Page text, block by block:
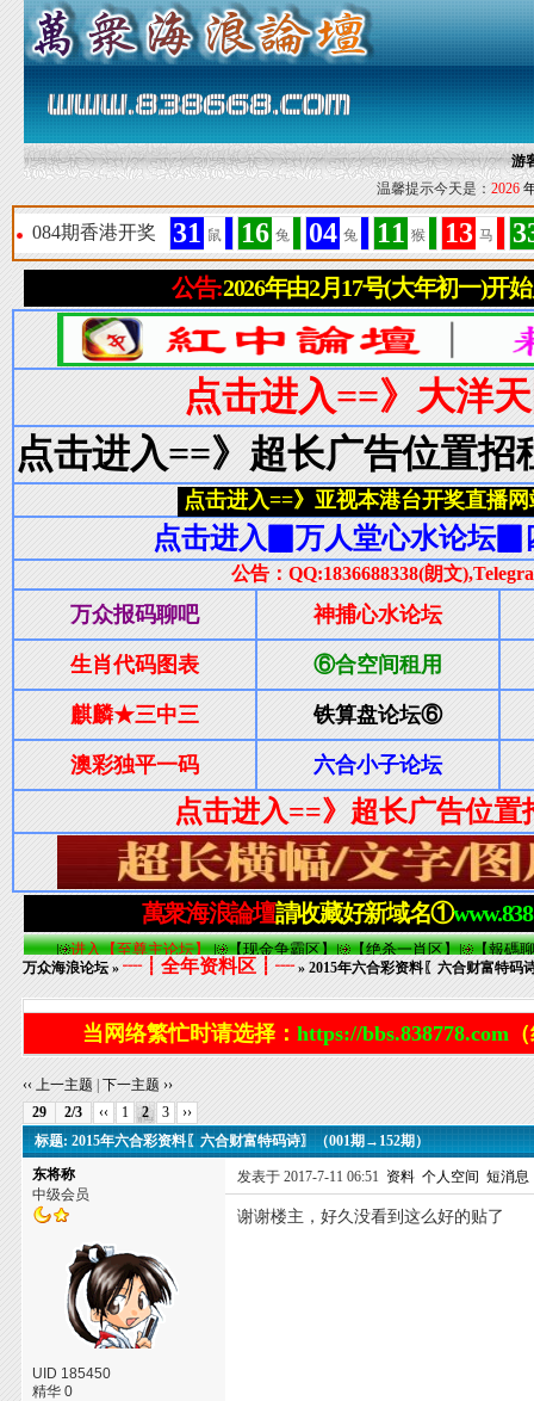
游
温馨提示今天是： 2026
万众海浪论坛 »┈┋全年资料区┋┈» 2015年六合彩资料〖六合财富特码
当网络繁忙时请选择： https://bbs.838778.com
‹‹ 上一主题 |下一主题 ››
29
2/3 ‹‹ 1 2 3
››
标题: 2015年六合彩资料〖六合财富特码诗〗（001期→152期）
东将称
中级会员
UID 185450
精华 0
发表于 2017-7-11 06:51 资料 个人空间 短消息
谢谢楼主，好久没看到这么好的贴了